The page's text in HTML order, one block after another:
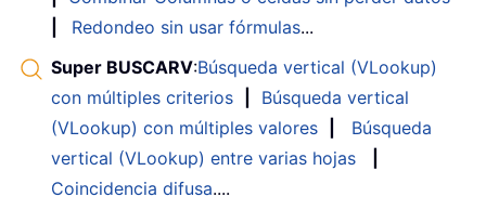
Redondeo sin usar fórmulas...
Super BUSCARV:Búsqueda vertical (VLookup)
con múltiples criterios
Búsqueda vertical
(VLookup) con múltiples valores
Búsqueda
vertical (VLookup) entre varias hojas
Coincidencia difusa....